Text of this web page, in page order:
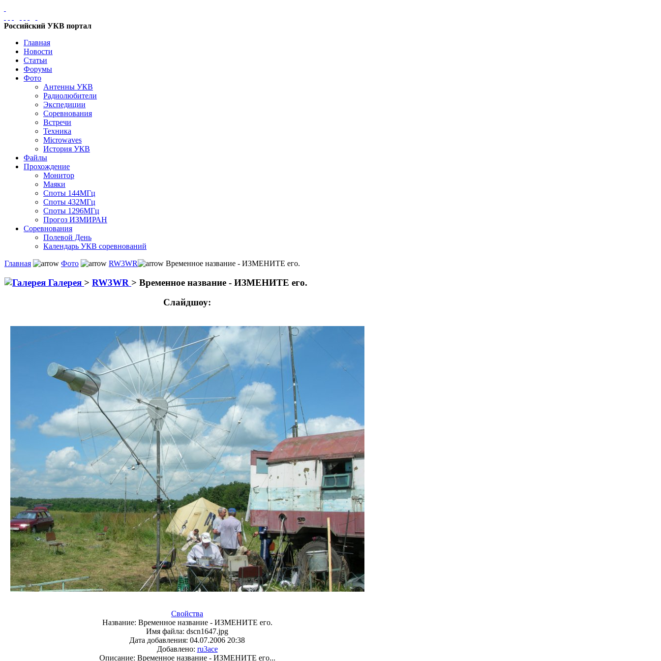
Российский УКВ портал
Главная
Новости
Статьи
Форумы
Фото
Антенны УКВ
Радиолюбители
Экспедиции
Соревнования
Встречи
Техника
Microwaves
История УКВ
Файлы
Прохождение
Монитор
Маяки
Споты 144МГц
Споты 432МГц
Споты 1296МГц
Прогоз ИЗМИРАН
Соревнования
Полевой День
Календарь УКВ соревнований
Главная Фото RW3WR Временное название - ИЗМЕНИТЕ его.
Галерея > RW3WR > Временное название - ИЗМЕНИТЕ его.
Слайдшоу:
Свойства
Название: Временное название - ИЗМЕНИТЕ его.
Имя файла: dscn1647.jpg
Дата добавления: 04.07.2006 20:38
Добавлено: ru3ace
Описание: Временное название - ИЗМЕНИТЕ его...